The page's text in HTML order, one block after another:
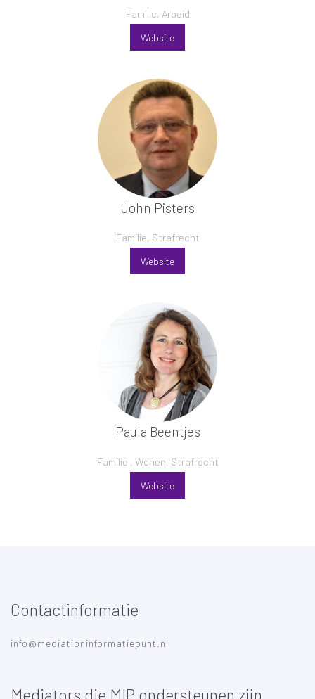
Familie, Arbeid
Website
John Pisters
Familie, Strafrecht
Website
Paula Beentjes
Familie , Wonen, Strafrecht
Website
Contactinformatie
info@mediationinformatiepunt.nl
Mediators die MIP ondersteunen zijn